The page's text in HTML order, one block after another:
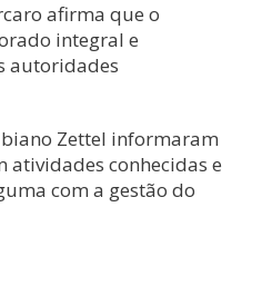
afirma que o
integral e
autoridades
Zettel informaram
atividades conhecidas e
com a gestão do